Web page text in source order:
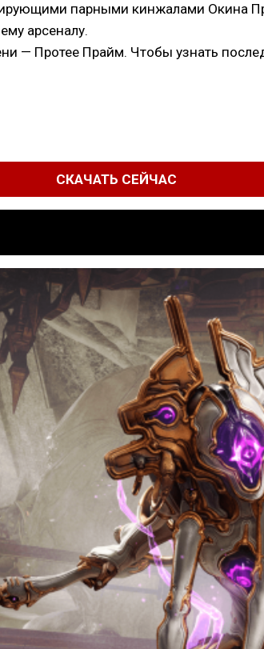
парными кинжалами Окина
арсеналу.
— Протее Прайм. Чтобы узнать
СКАЧАТЬ СЕЙЧАС